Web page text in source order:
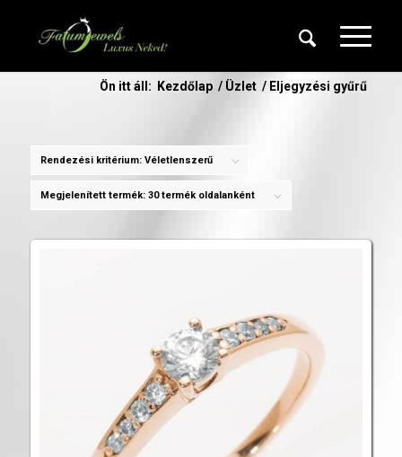
Ön itt áll: Kezdőlap / Üzlet / Eljegyzési gyűrű
Rendezési kritérium: Véletlenszerű
Megjelenített termék: 30 termék oldalanként